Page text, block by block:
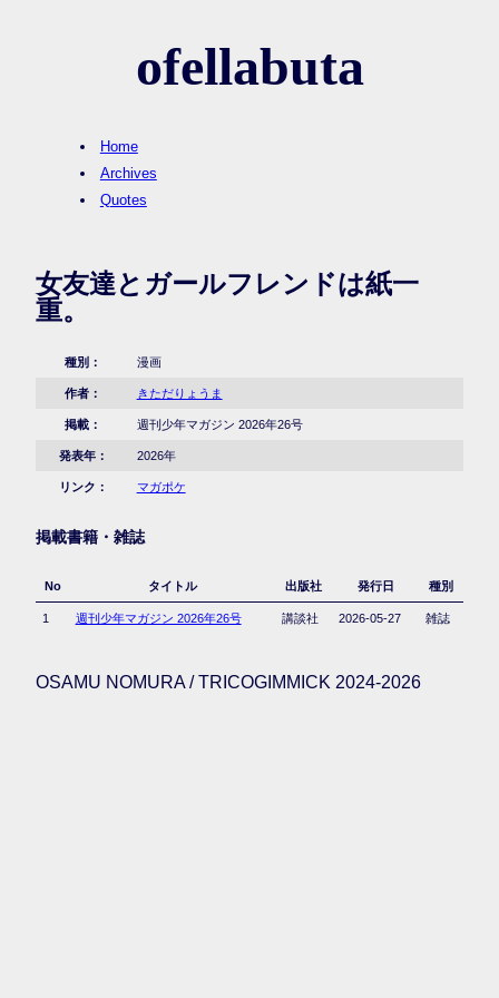
ofellabuta
Home
Archives
Quotes
女友達とガールフレンドは紙一
重。
種別： 漫画
作者： きただりょうま
掲載： 週刊少年マガジン 2026年26号
発表年： 2026年
リンク： マガポケ
掲載書籍・雑誌
No タイトル 出版社 発行日 種別
1 週刊少年マガジン 2026年26号 講談社 2026-05-27 雑誌
OSAMU NOMURA / TRICOGIMMICK 2024-2026